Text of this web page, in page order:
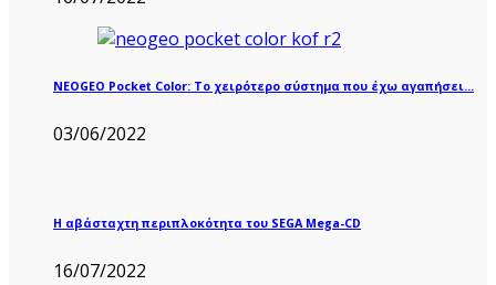
NEOGEO Pocket Color: Το χειρότερο σύστημα που έχω αγαπήσει…
03/06/2022
Η αβάσταχτη περιπλοκότητα του SEGA Mega-CD
16/07/2022